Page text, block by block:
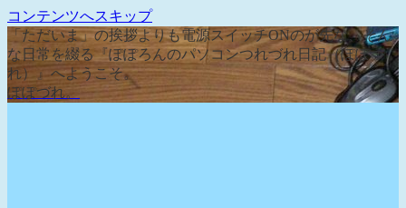
コンテンツへスキップ
「ただいま」の挨拶よりも電源スイッチONのが先な、そん
な日常を綴る『ぽぽろんのパソコンつれづれ日記（ぽぽづ
れ）』へようこそ。
ぽぽづれ。